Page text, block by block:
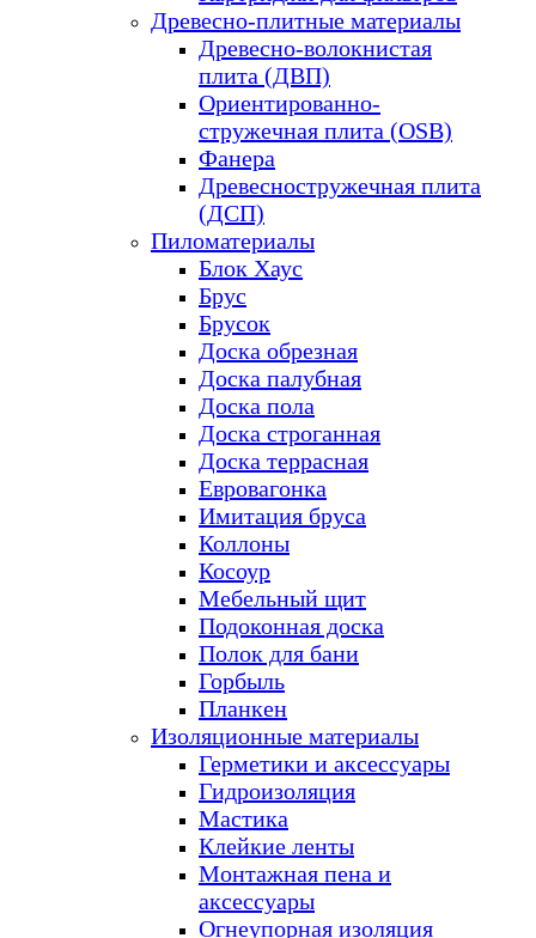
Древесно-плитные материалы
Древесно-волокнистая
плита (ДВП)
Ориентированно-
стружечная плита (OSB)
Фанера
Древесностружечная плита
(ДСП)
Пиломатериалы
Блок Хаус
Брус
Брусок
Доска обрезная
Доска палубная
Доска пола
Доска строганная
Доска террасная
Евровагонка
Имитация бруса
Коллоны
Косоур
Мебельный щит
Подоконная доска
Полок для бани
Горбыль
Планкен
Изоляционные материалы
Герметики и аксессуары
Гидроизоляция
Мастика
Клейкие ленты
Монтажная пена и
аксессуары
Огнеупорная изоляция